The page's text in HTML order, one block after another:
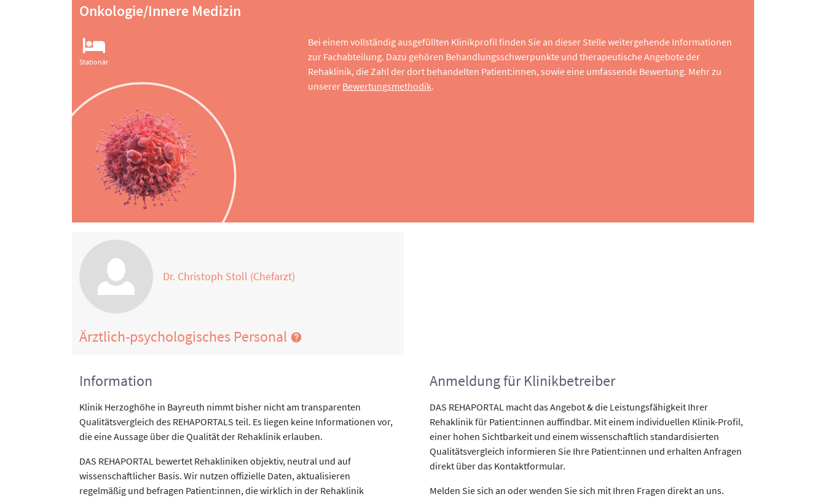
Onkologie/Innere Medizin
Stationär
Bei einem vollständig ausgefüllten Klinikprofil finden Sie an dieser Stelle weitergehende Informationen
zur Fachabteilung. Dazu gehören Behandlungsschwerpunkte und therapeutische Angebote der
Rehaklinik, die Zahl der dort behandelten Patient:innen, sowie eine umfassende Bewertung. Mehr zu
unserer Bewertungsmethodik.
Dr. Christoph Stoll (Chefarzt)
Ärztlich-psychologisches Personal
Information
Klinik Herzoghöhe in Bayreuth nimmt bisher nicht am transparenten
Qualitätsvergleich des REHAPORTALS teil. Es liegen keine Informationen vor,
die eine Aussage über die Qualität der Rehaklinik erlauben.
DAS REHAPORTAL bewertet Rehakliniken objektiv, neutral und auf
wissenschaftlicher Basis. Wir nutzen offizielle Daten, aktualisieren
regelmäßig und befragen Patient:innen, die wirklich in der Rehaklinik
Anmeldung für Klinikbetreiber
DAS REHAPORTAL macht das Angebot & die Leistungsfähigkeit Ihrer
Rehaklinik für Patient:innen auffindbar. Mit einem individuellen Klinik-Profil,
einer hohen Sichtbarkeit und einem wissenschaftlich standardisierten
Qualitätsvergleich informieren Sie Ihre Patient:innen und erhalten Anfragen
direkt über das Kontaktformular.
Melden Sie sich an oder wenden Sie sich mit Ihren Fragen direkt an uns.